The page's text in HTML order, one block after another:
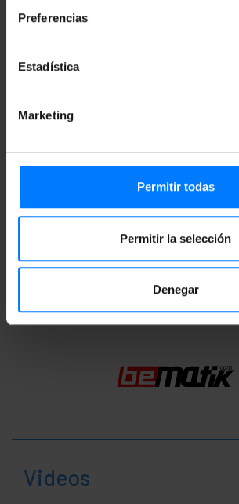
Preferencias
Estadística
Marketing
Permitir todas
Permitir la selección
Denegar
Peso lordo: 50 g
Numero di pacchi: 1
Dimensioni del pacchi: 10.0 x
Scheda prodotto 1
Videos